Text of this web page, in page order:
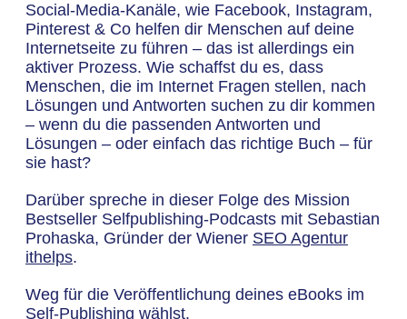
Social-Media-Kanäle, wie Facebook, Instagram,
Pinterest & Co helfen dir Menschen auf deine
Internetseite zu führen – das ist allerdings ein
aktiver Prozess. Wie schaffst du es, dass
Menschen, die im Internet Fragen stellen, nach
Lösungen und Antworten suchen zu dir kommen
– wenn du die passenden Antworten und
Lösungen – oder einfach das richtige Buch – für
sie hast?
Darüber spreche in dieser Folge des Mission
Bestseller Selfpublishing-Podcasts mit Sebastian
Prohaska, Gründer der Wiener SEO Agentur
ithelps.
Weg für die Veröffentlichung deines eBooks im
Self-Publishing wählst.